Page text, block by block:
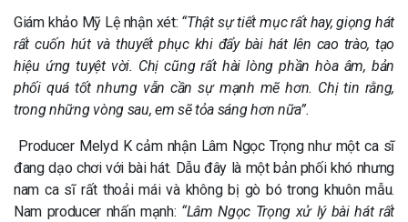
Giám khảo Mỹ Lệ nhận xét: “Thật sự tiết mục rất hay, giọng hát
rất cuốn hút và thuyết phục khi đẩy bài hát lên cao trào, tạo
hiệu ứng tuyệt vời. Chị cũng rất hài lòng phần hòa âm, bản
phối quá tốt nhưng vẫn cần sự mạnh mẽ hơn. Chị tin rằng,
trong những vòng sau, em sẽ tỏa sáng hơn nữa”.
Producer Melyd K cảm nhận Lâm Ngọc Trọng như một ca sĩ
đang dạo chơi với bài hát. Dẫu đây là một bản phối khó nhưng
nam ca sĩ rất thoải mái và không bị gò bó trong khuôn mẫu.
Nam producer nhấn mạnh: “Lâm Ngọc Trọng xử lý bài hát rất